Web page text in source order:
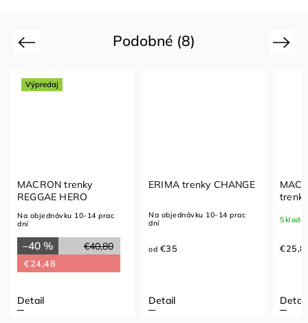
Podobné (8)
Previous
Výpredaj
MACRON trenky
REGGAE HERO
Na objednávku 10-14 prac
dní
€40,80
–40 %
€24,48
Detail
ERIMA trenky CHANGE
Na objednávku 10-14 prac
dní
od €35
Detail Detail
Next